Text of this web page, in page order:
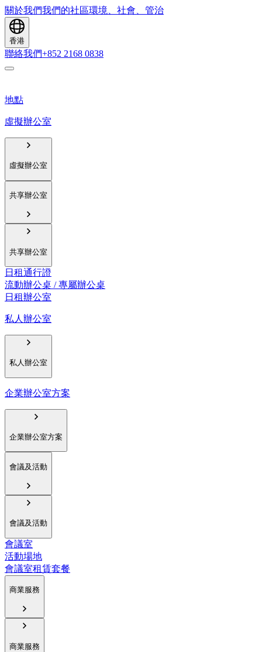
關於我們我們的社區環境、社會、管治
香港
聯絡我們+852 2168 0838
地點
虛擬辦公室
虛擬辦公室
共享辦公室
共享辦公室
日租通行證
流動辦公桌 / 專屬辦公桌
日租辦公室
私人辦公室
私人辦公室
企業辦公室方案
企業辦公室方案
會議及活動
會議及活動
會議室
活動場地
會議室租賃套餐
商業服務
商業服務